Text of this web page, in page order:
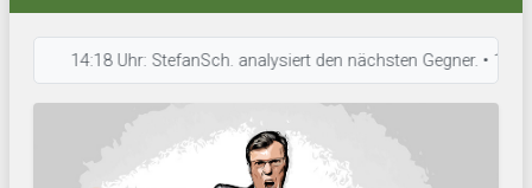
14:18 Uhr: StefanSch. analysiert den nächsten Gegner. • 14:17